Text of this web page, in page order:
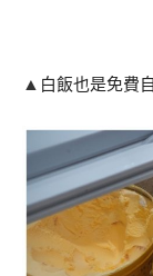
▲ 白飯也是免費